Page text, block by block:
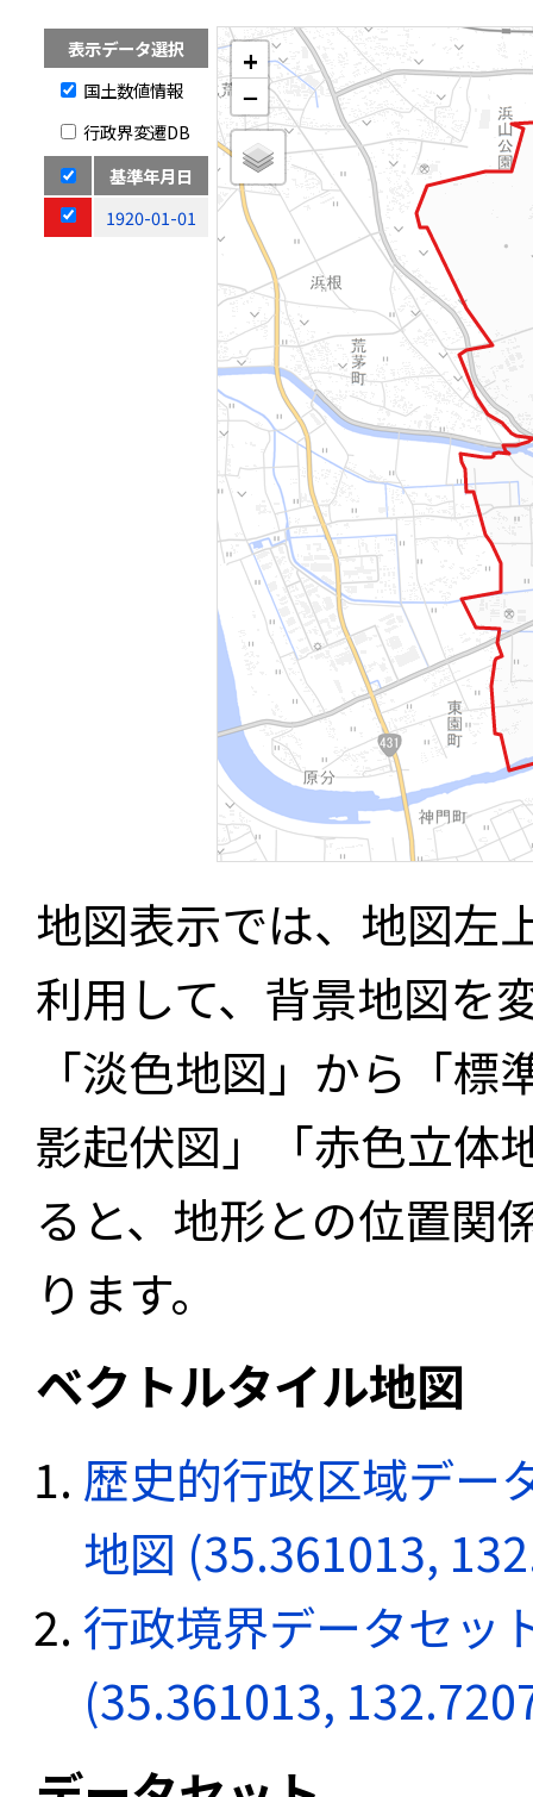
表示データ選択
国土数値情報
行政界変遷DB
基準年月日
1920-01-01
+
−
地図表示では、地図左
利用して、背景地図を
「淡色地図」から「
影起伏図」「赤色立体
ると、地形との位置関
ります。
ベクトルタイル地図
歴史的行政区域デー
地図 (35.361013,
行政境界データセッ
(35.361013,